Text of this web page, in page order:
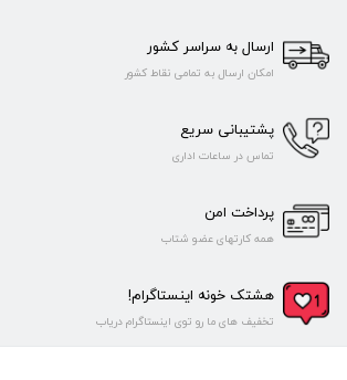
ارسال به سراسر کشور
امکان ارسال به تمامی نقاط کشور
پشتیبانی سریع
تماس در ساعات اداری
پرداخت امن
همه کارتهای عضو شتاب
هشتک خونه اینستاگرام!
تخفیف های ما رو توی اینستاگرام دریاب